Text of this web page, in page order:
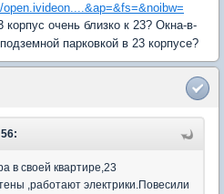
open.ivideon....&ap=&fs=&noibw=
очень близко к 23? Окна-в-
парковкой в 23 корпусе?
в своей квартире,23
,работают электрики.Повесили